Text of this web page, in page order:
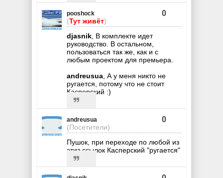
pooshock
(Тут живёт)
0
djasnik , В комплекте идет
руководство. В остальном,
пользоваться так же, как и с
любым проектом для премьера.
andreusua , А у меня никто не
ругается, потому что не стоит
Касперский :)
andreusua
(Посетители)
0
Пушок, при переходе по любой из
этиз ссылок Касперский "ругается"